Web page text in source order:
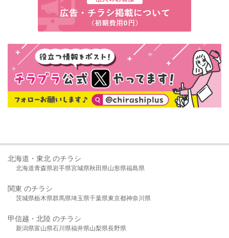
北海道・東北 のチラシ
北海道青森県岩手県宮城県秋田県山形県福島県
関東 のチラシ
茨城県栃木県群馬県埼玉県千葉県東京都神奈川県
甲信越・北陸 のチラシ
新潟県富山県石川県福井県山梨県長野県